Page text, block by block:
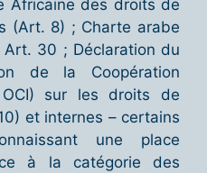
Africaine des droits de
(Art. 8) ; Charte arabe
Art. 30 ; Déclaration du
de la Coopération
OCI) sur les droits de
et internes – certains
une place
à la catégorie des